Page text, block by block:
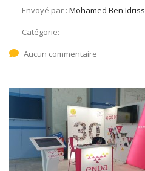
Envoyé par : Mohamed Ben Idriss
Catégorie:
Aucun commentaire